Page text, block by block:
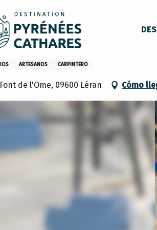
Menuiserie Xavier Mora Garcia
Xavier Mora
ARTESANOS CARPINTERO
de l'Ome, 09600 Léran Cómo